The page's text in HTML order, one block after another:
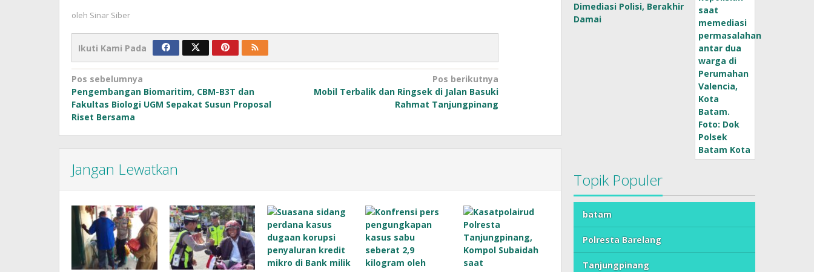
oleh Sinar Siber
Ikuti Kami Pada
Navigasi
pos
Pos sebelumnya
Pengembangan Biomaritim, CBM-B3T dan
Fakultas Biologi UGM Sepakat Susun Proposal
Riset Bersama
Pos berikutnya
Mobil Terbalik dan Ringsek di Jalan Basuki
Rahmat Tanjungpinang
Jangan Lewatkan
Dimediasi Polisi, Berakhir
Damai
Topik Populer
batam
Polresta Barelang
Tanjungpinang